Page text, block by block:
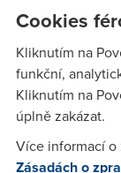
Važte slova...to
TOMUHLE ještě
omlouvat?
Anonym
Odkdy je magor,
Cookies
Kliknutím na
funkční,
Kliknutím na
úplně zakázat.
Více informací
Zásadách o